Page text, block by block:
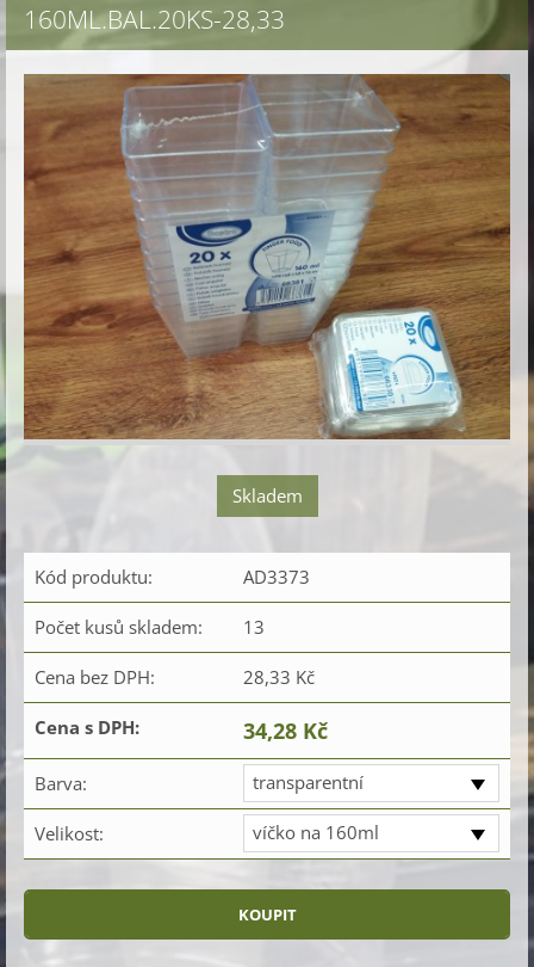
160ML.BAL.20KS-28,33
Skladem
Kód produktu: AD3373
Počet kusů skladem: 13
Cena bez DPH: 28,33 Kč
Cena s DPH: 34,28 Kč
Barva: transparentní
Velikost: víčko na 160ml